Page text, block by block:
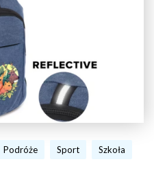
Podróże Sport
Szkoła